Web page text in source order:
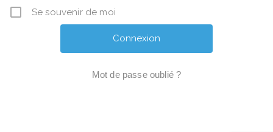
Se souvenir de moi
Mot de passe oublié ?